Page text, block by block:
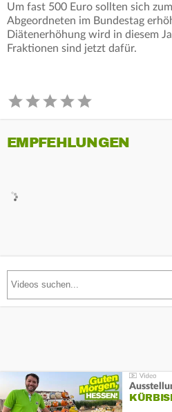
Um fast 500 Euro sollten sich
Abgeordneten im Bundestag
Diätenerhöhung wird in diesem
Fraktionen sind jetzt dafür.
EMPFEHLUNGEN